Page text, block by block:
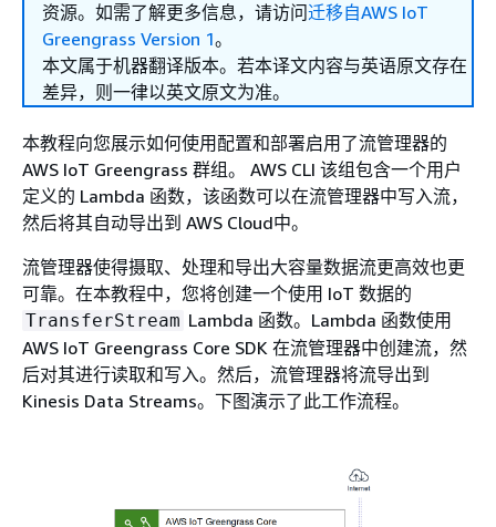
资源。如需了解更多信息，请访问迁移自AWS IoT
Greengrass Version 1。
本文属于机器翻译版本。若本译文内容与英语原文存在
差异，则一律以英文原文为准。
本教程向您展示如何使用配置和部署启用了流管理器的
AWS IoT Greengrass 群组。 AWS CLI 该组包含一个用户
定义的 Lambda 函数，该函数可以在流管理器中写入流，
然后将其自动导出到 AWS Cloud中。
流管理器使得摄取、处理和导出大容量数据流更高效也更
可靠。在本教程中，您将创建一个使用 IoT 数据的
TransferStream Lambda 函数。Lambda 函数使用
AWS IoT Greengrass Core SDK 在流管理器中创建流，然
后对其进行读取和写入。然后，流管理器将流导出到
Kinesis Data Streams。下图演示了此工作流程。